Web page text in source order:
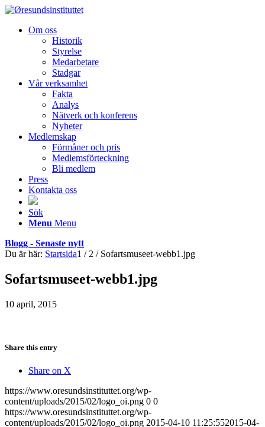
Om oss
Historik
Styrelse
Medarbetare
Stadgar
Vår verksamhet
Fakta
Analys
Nätverk och konferens
Nyheter
Medlemskap
Förmåner och pris
Medlemsförteckning
Bli medlem
Press
Kontakta oss
Sök
Menu Menu
Blogg - Senaste nytt
Du är här: Startsida1 / 2 / Sofartsmuseet-webb1.jpg
Sofartsmuseet-webb1.jpg
10 april, 2015
Share this entry
Share on X
https://www.oresundsinstituttet.org/wp-
content/uploads/2015/02/logo_oi.png 0 0
https://www.oresundsinstituttet.org/wp-
content/uploads/2015/02/logo_oi.png 2015-04-10 11:25:552015-04-